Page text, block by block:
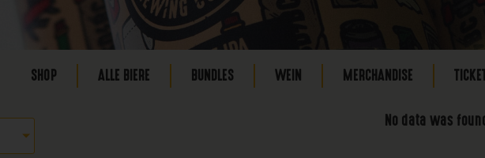
SHOP ALLE BIERE BUNDLES WEIN MERCHANDISE
No data was found